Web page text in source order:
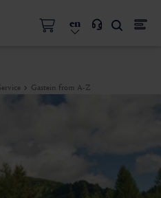
en
Gastein from A-Z